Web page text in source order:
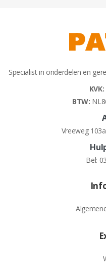
Specialist in onderdelen en
KVK:
BTW:
Vreeweg
Bel: